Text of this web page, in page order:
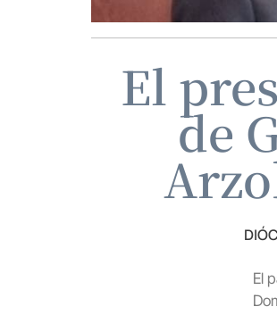
El
de
El